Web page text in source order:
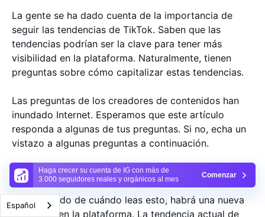
Haga crecer su cuenta de IG con más de
3.000 seguidores reales y orgánicos al mes
Comenzar
La gente se ha dado cuenta de la importancia de
seguir las tendencias de TikTok. Saben que las
tendencias podrían ser la clave para tener más
visibilidad en la plataforma. Naturalmente, tienen
preguntas sobre cómo capitalizar estas tendencias.
Las preguntas de los creadores de contenidos han
inundado Internet. Esperamos que este artículo
responda a algunas de tus preguntas. Si no, echa un
vistazo a algunas preguntas a continuación.
¿Cuál es la tendencia actual de TikTok?
Dependiendo de cuándo leas esto, habrá una nueva
tendencia en la plataforma. La tendencia actual de
Español